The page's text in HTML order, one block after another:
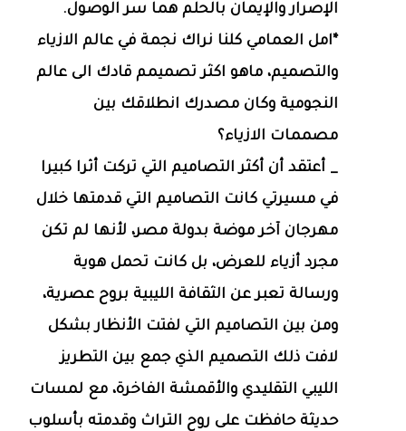
الإصرار والإيمان بالحلم هما سر الوصول.
*امل العمامي كلنا نراك نجمة في عالم الازياء
والتصميم، ماهو اكثر تصميمم قادك الى عالم
النجومية وكان مصدرك انطلاقك بين
مصممات الازياء؟
_ أعتقد أن أكثر التصاميم التي تركت أثرا كبيرا
في مسيرتي كانت التصاميم التي قدمتها خلال
مهرجان آخر موضة بدولة مصر، لأنها لم تكن
مجرد أزياء للعرض، بل كانت تحمل هوية
ورسالة تعبر عن الثقافة الليبية بروح عصرية،
ومن بين التصاميم التي لفتت الأنظار بشكل
لافت ذلك التصميم الذي جمع بين التطريز
الليبي التقليدي والأقمشة الفاخرة، مع لمسات
حديثة حافظت على روح التراث وقدمته بأسلوب